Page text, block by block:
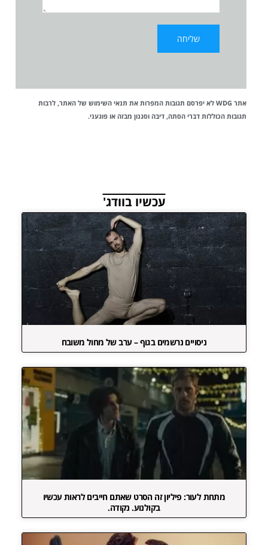
אתר WDG לא יפרסם תגובות המפרות את תנאי השימוש של האתר, לרבות
תגובות הכוללות דברי הסתה, דיבה וסגנון מבזה או פוגעני.
עכשיו בוודג'
ניסויים נרשמים בגוף – ערב של מחול משובח
מתחת לעור: פיליון זה הסרט שאתם חייבים לראות עכשיו
בקולנוע. נקודה.